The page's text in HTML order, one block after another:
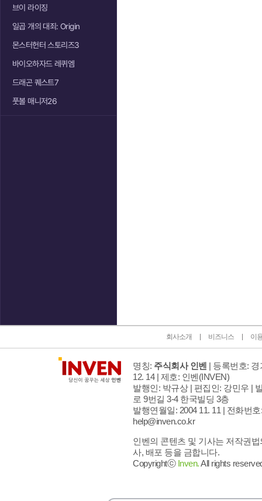
브이 라이징
일곱 개의 대죄: Origin
몬스터헌터 스토리즈3
바이오하자드 레퀴엠
드래곤 퀘스트7
풋볼 매니저26
회사소개 비즈니스 이
명칭: 주식회사 인벤 | 등록번호:
12. 14 | 제호: 인벤(INVEN)
발행인: 박규상 | 편집인: 강민우 |
로 9번길 3-4 한국빌딩 3층
발행연월일: 2004 11. 11 | 전화번호
help@inven.co.kr
인벤의 콘텐츠 및 기사는 저작권
사, 배포 등을 금합니다.
Copyrightⓒ Inven.All rights